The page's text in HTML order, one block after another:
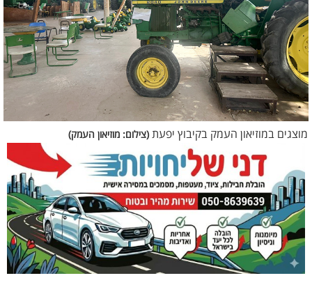
מוצגים במוזיאון העמק בקיבוץ יפעת (צילום: מוזיאון העמק)